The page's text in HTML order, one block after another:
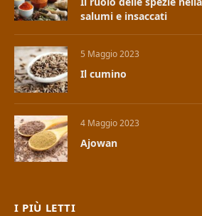
salumi e insaccati
5 Maggio 2023
Il cumino
4 Maggio 2023
Ajowan
I PIÙ LETTI